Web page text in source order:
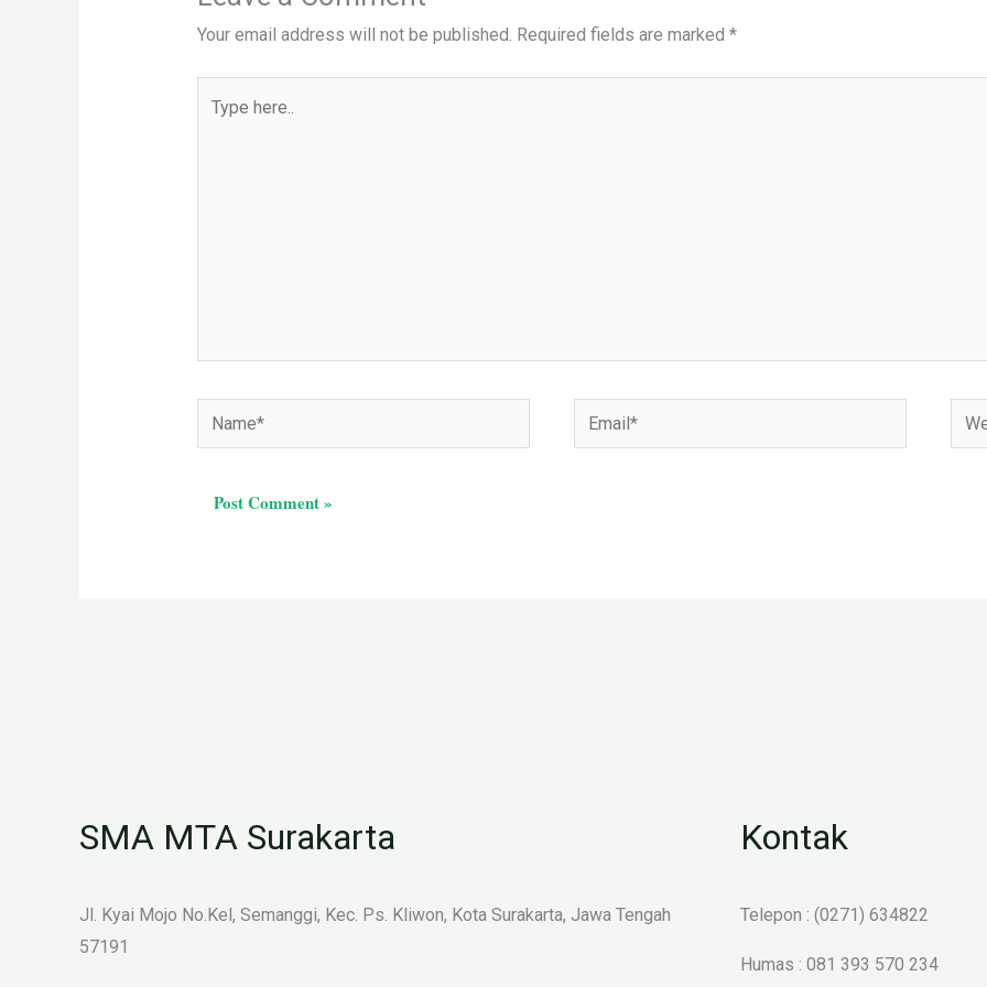
Your email address will not be published. Required fields are marked *
Name* Email*
SMA MTA Surakarta
Jl. Kyai Mojo No.Kel, Semanggi, Kec. Ps. Kliwon, Kota Surakarta, Jawa Tengah
57191
Kontak
Telepon : (0271) 634822
Humas : 081 393 570 234